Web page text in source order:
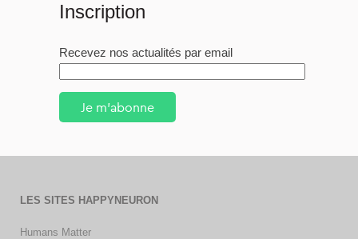
Inscription
Recevez nos actualités par email
Je m'abonne
LES SITES HAPPYNEURON
Humans Matter